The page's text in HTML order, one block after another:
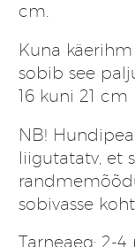
cm.
Kuna
sobib see
16 kuni 21 cm
NB!
liigutatatv, et
sobivasse
Tarneaeg: 2-4